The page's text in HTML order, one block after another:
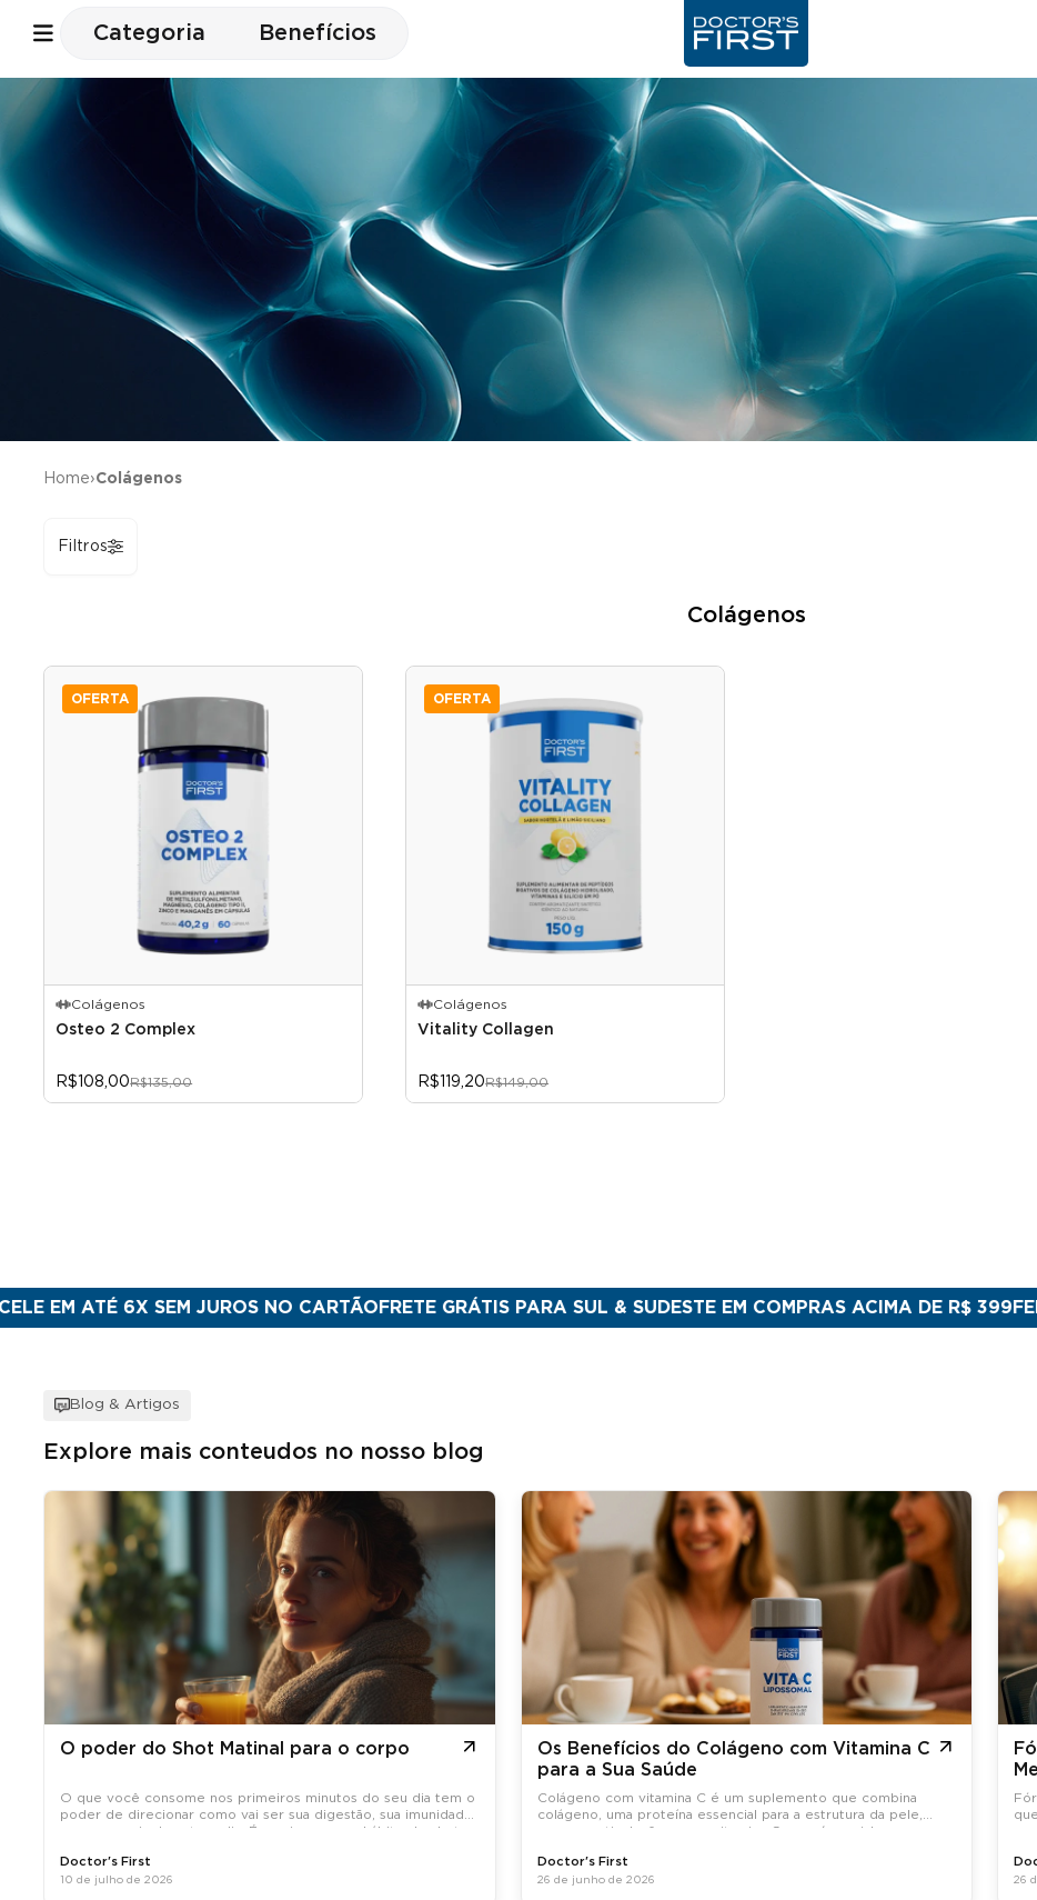
Categoria Benefícios
Home›Colágenos
Filtros
Colágenos
OFERTA
Colágenos
Osteo 2 Complex
R$108,00R$135,00
OFERTA
Colágenos
Vitality Collagen
R$119,20R$149,00
6X SEM JUROS NO CARTÃO FRETE GRÁTIS PARA SUL & SUDESTE EM COMPRAS ACIMA DE R$ 399FEITO NO
Blog & Artigos
Explore mais conteudos no nosso blog
O poder do Shot Matinal para o corpo
O que você consome nos primeiros minutos do seu dia tem o
poder de direcionar como vai ser sua digestão, sua imunidade
e sua energia durante o dia. É por isso que o hábito do shot
jejum, tem
Doctor's First
10 de julho de 2026
Os Benefícios do Colágeno com Vitamina C
para a Sua Saúde
Colágeno com vitamina C é um suplemento que combina
colágeno, uma proteína essencial para a estrutura da pele,
ossos e articulações, com vitamina C, que é crucial para a
Doctor's First
26 de junho de 2026 26